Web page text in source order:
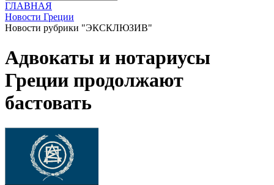
ГЛАВНАЯ
Новости Греции
Новости рубрики "ЭКСКЛЮЗИВ"
Адвокаты и нотариусы
Греции продолжают
бастовать